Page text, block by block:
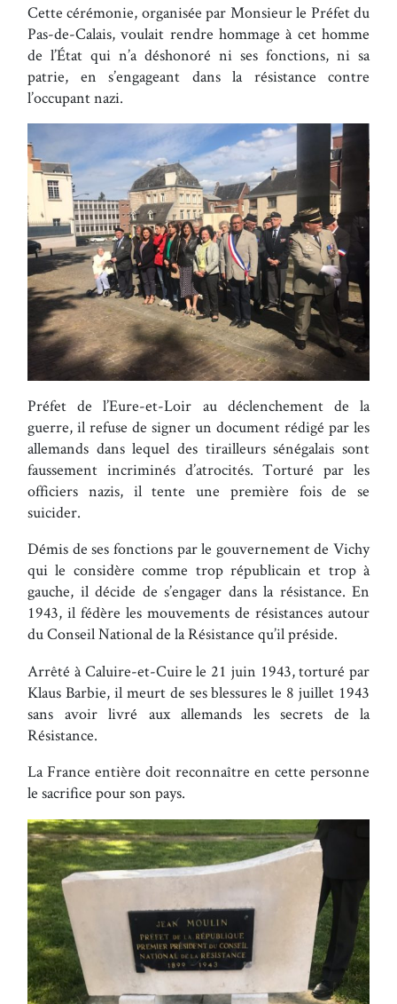
Cette cérémonie, organisée par Monsieur le Préfet du
Pas-de-Calais, voulait rendre hommage à cet homme
de l’État qui n’a déshonoré ni ses fonctions, ni sa
patrie, en s’engageant dans la résistance contre
l’occupant nazi.
Préfet de l’Eure-et-Loir au déclenchement de la
guerre, il refuse de signer un document rédigé par les
allemands dans lequel des tirailleurs sénégalais sont
faussement incriminés d’atrocités. Torturé par les
officiers nazis, il tente une première fois de se
suicider.
Démis de ses fonctions par le gouvernement de Vichy
qui le considère comme trop républicain et trop à
gauche, il décide de s’engager dans la résistance. En
1943, il fédère les mouvements de résistances autour
du Conseil National de la Résistance qu’il préside.
Arrêté à Caluire-et-Cuire le 21 juin 1943, torturé par
Klaus Barbie, il meurt de ses blessures le 8 juillet 1943
sans avoir livré aux allemands les secrets de la
Résistance.
La France entière doit reconnaître en cette personne
le sacrifice pour son pays.